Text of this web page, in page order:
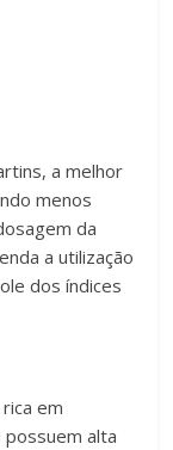
a melhor
menos
da
a utilização
dos índices
em
possuem alta